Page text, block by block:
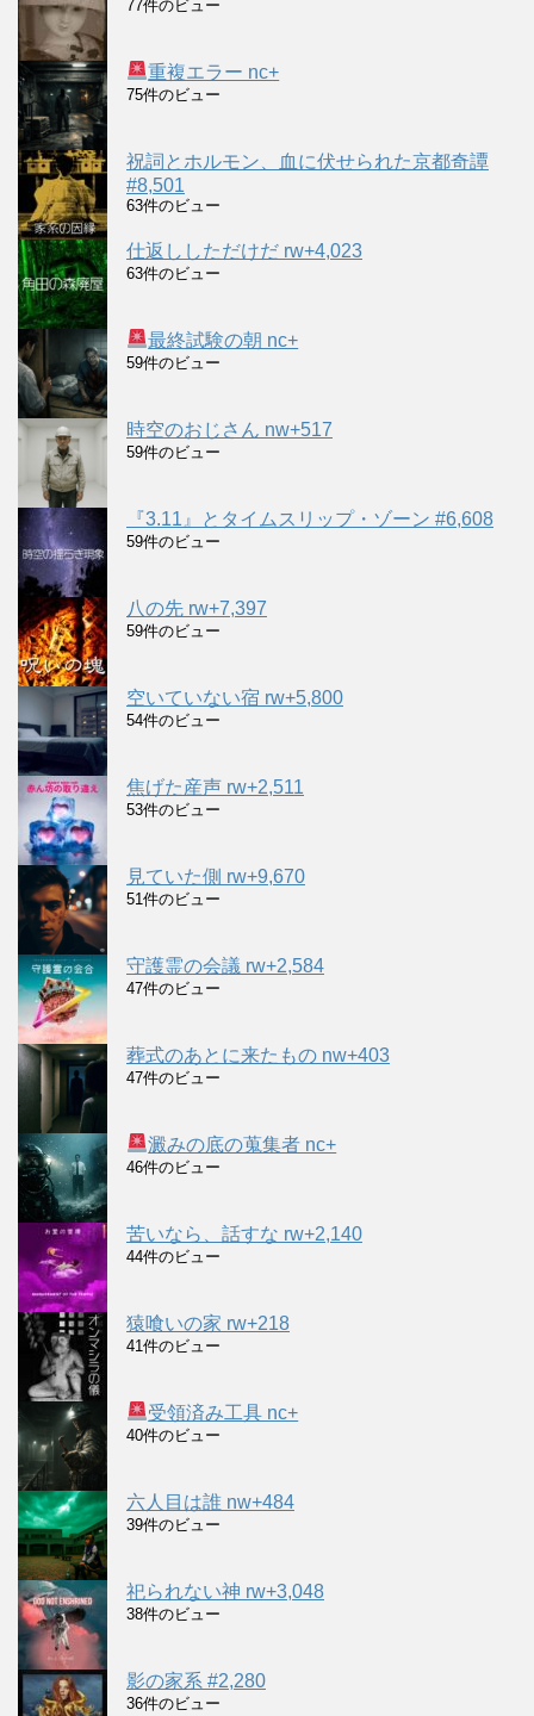
77件のビュー
重複エラー nc+
75件のビュー
祝詞とホルモン、血に伏せられた京都奇譚
#8,501
63件のビュー
仕返ししただけだ rw+4,023
63件のビュー
最終試験の朝 nc+
59件のビュー
時空のおじさん nw+517
59件のビュー
『3.11』とタイムスリップ・ゾーン #6,608
59件のビュー
八の先 rw+7,397
59件のビュー
空いていない宿 rw+5,800
54件のビュー
焦げた産声 rw+2,511
53件のビュー
見ていた側 rw+9,670
51件のビュー
守護霊の会議 rw+2,584
47件のビュー
葬式のあとに来たもの nw+403
47件のビュー
澱みの底の蒐集者 nc+
46件のビュー
苦いなら、話すな rw+2,140
44件のビュー
猿喰いの家 rw+218
41件のビュー
受領済み工具 nc+
40件のビュー
六人目は誰 nw+484
39件のビュー
祀られない神 rw+3,048
38件のビュー
影の家系 #2,280
36件のビュー